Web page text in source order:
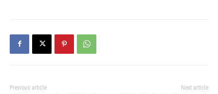
Previous article Next article